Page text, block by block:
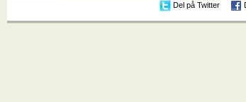
Del på Twitter